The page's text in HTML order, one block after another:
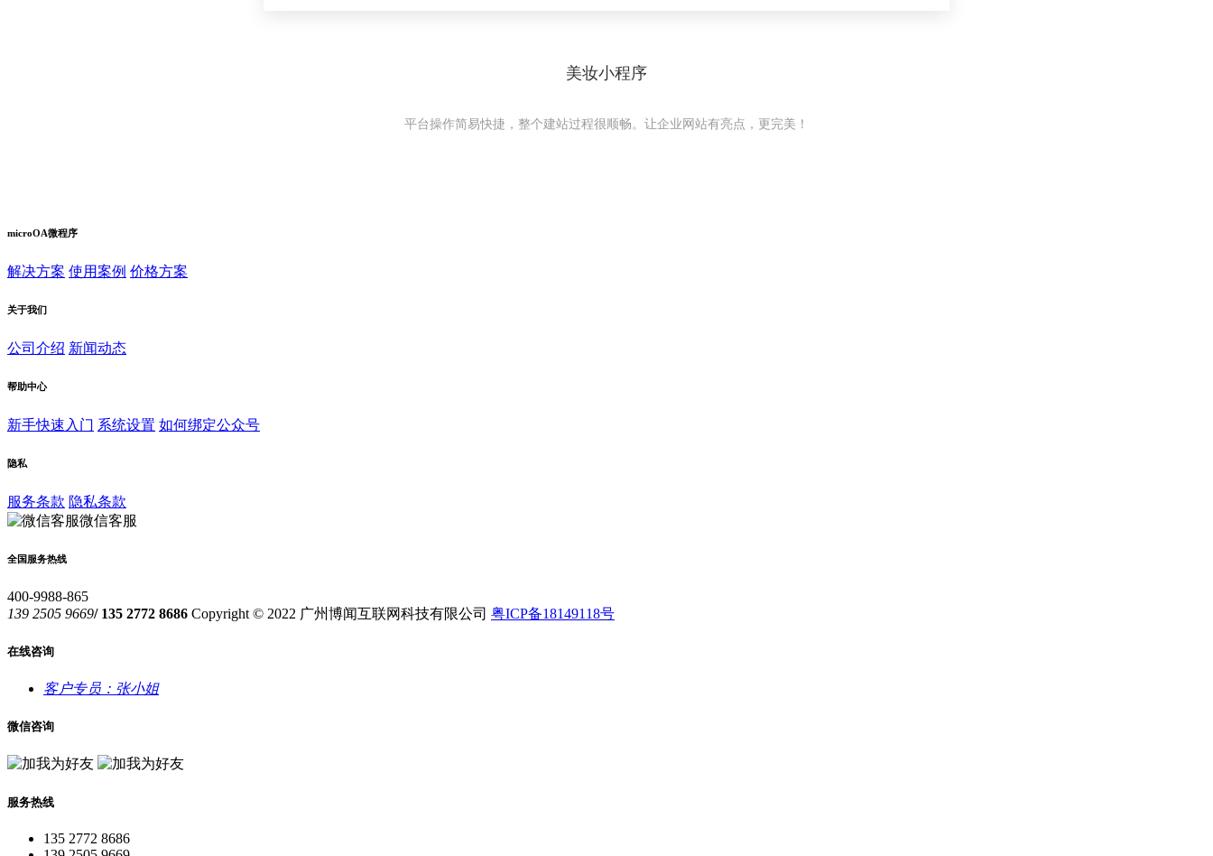
美妆小程序
平台操作简易快捷，整个建站过程很顺畅。让企业网站有亮点，更完美！
microOA微程序
解决方案 使用案例 价格方案
关于我们
公司介绍 新闻动态
帮助中心
新手快速入门 系统设置 如何绑定公众号
隐私
服务条款 隐私条款
微信客服
全国服务热线
400-9988-865
139 2505 9669/ 135 2772 8686 Copyright © 2022 广州博闻互联网科技有限公司 粤ICP备18149118号
在线咨询
客户专员：张小姐
微信咨询
服务热线
135 2772 8686